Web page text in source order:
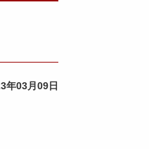
年03月09日